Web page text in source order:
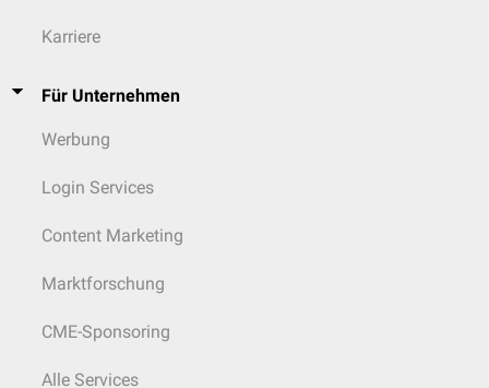
Karriere
Für Unternehmen
Werbung
Login Services
Content Marketing
Marktforschung
CME-Sponsoring
Alle Services